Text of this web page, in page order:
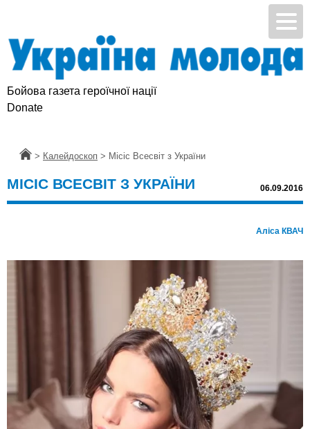
Бойова газета героїчної нації
Donate
Головна
> Калейдоскоп > Місіс Всесвіт з України
МІСІС ВСЕСВІТ З УКРАЇНИ 06.09.2016
Аліса КВАЧ